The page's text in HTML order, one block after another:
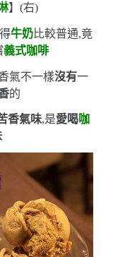
】(右)
牛奶比較普通,竟
義式咖啡
氣不一樣沒有一
的
香氣味,是愛喝咖